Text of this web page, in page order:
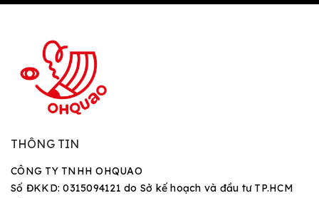
THÔNG TIN
CÔNG TY TNHH OHQUAO
Số ĐKKD: 0315094121 do Sở kế hoạch và đầu tư TP.HCM